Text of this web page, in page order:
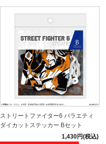
ストリートファイター6 バラエティ
ダイカットステッカー Bセット
1,430円(税込)